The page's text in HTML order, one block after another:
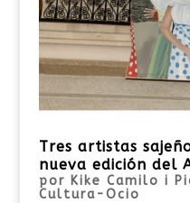
Tres artistas
nueva edición del
por Kike Camilo i
Cultura-Ocio